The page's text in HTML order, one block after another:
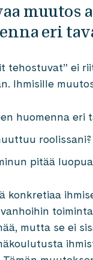
muutos
eri
tehostuvat” ei
Ihmisille
huomenna eri
roolissani?
pitää
konkretiaa
mutta se ei